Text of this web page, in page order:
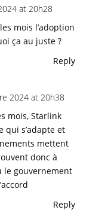
at 20h28
mois l’adoption
ça au juste ?
Reply
2024 at 20h38
mois, Starlink
qui s’adapte et
mettent
donc à
le gouvernement
Reply